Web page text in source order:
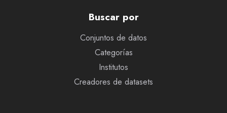
Buscar por
Conjuntos de datos
Categorías
Institutos
Creadores de datasets